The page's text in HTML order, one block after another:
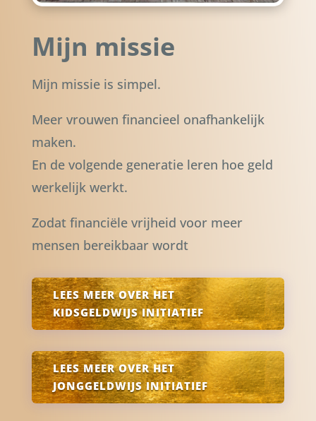
Mijn missie
Mijn missie is simpel.
Meer vrouwen financieel onafhankelijk
maken.
En de volgende generatie leren hoe geld
werkelijk werkt.
Zodat financiële vrijheid voor meer
mensen bereikbaar wordt
LEES MEER OVER HET
KIDSGELDWIJS INITIATIEF
LEES MEER OVER HET
JONGGELDWIJS INITIATIEF